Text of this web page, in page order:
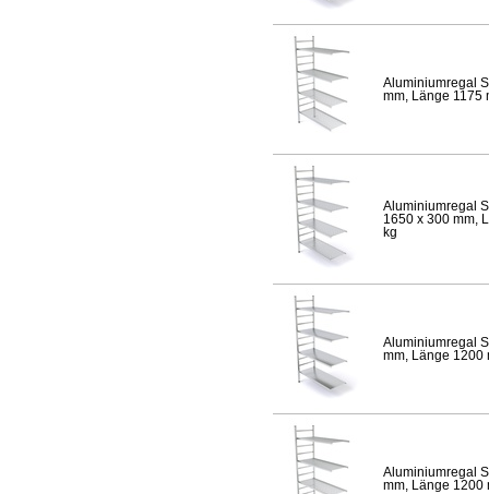
Aluminiumregal
mm, Länge 1175
Aluminiumregal
1650 x 300 mm,
kg
Aluminiumregal
mm, Länge 1200
Aluminiumregal
mm, Länge 1200